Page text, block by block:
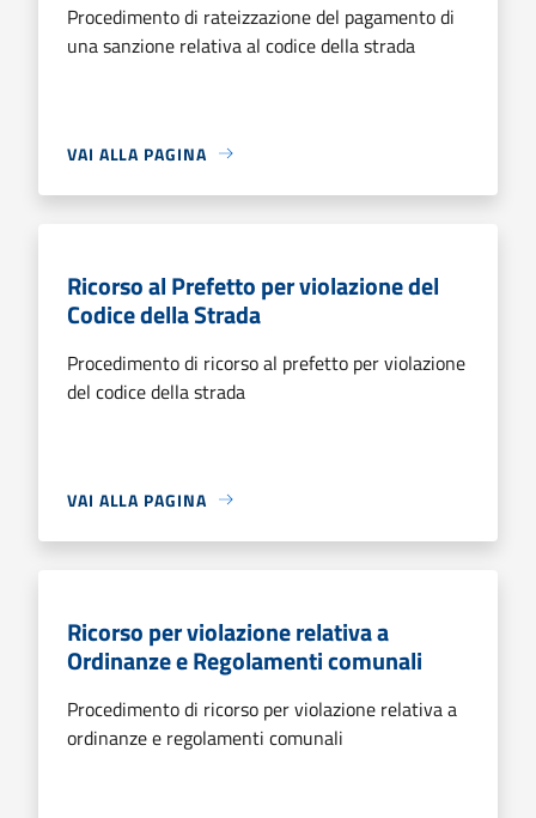
Procedimento di rateizzazione del pagamento di
una sanzione relativa al codice della strada
VAI ALLA PAGINA
Ricorso al Prefetto per violazione del
Codice della Strada
Procedimento di ricorso al prefetto per violazione
del codice della strada
VAI ALLA PAGINA
Ricorso per violazione relativa a
Ordinanze e Regolamenti comunali
Procedimento di ricorso per violazione relativa a
ordinanze e regolamenti comunali